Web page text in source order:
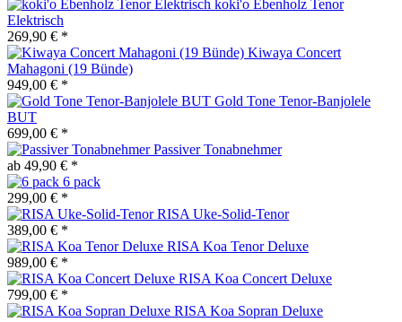
koki'o Ebenholz Tenor
Elektrisch
269,90 € *
Kiwaya Concert
Mahagoni (19 Bünde)
949,00 € *
Gold Tone Tenor-Banjolele
BUT
699,00 € *
Passiver Tonabnehmer
ab 49,90 € *
6 pack
299,00 € *
RISA Uke-Solid-Tenor
389,00 € *
RISA Koa Tenor Deluxe
989,00 € *
RISA Koa Concert Deluxe
799,00 € *
RISA Koa Sopran Deluxe